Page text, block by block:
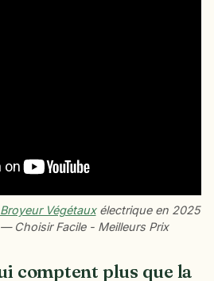
Broyeur Végétauxélectrique en 2025
Choisir Facile - Meilleurs Prix
comptent plus que la